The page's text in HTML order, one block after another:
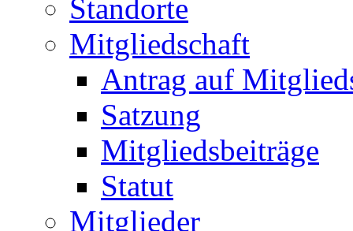
Standorte
Mitgliedschaft
Antrag auf
Satzung
Mitgliedsbeiträge
Statut
Mitglieder